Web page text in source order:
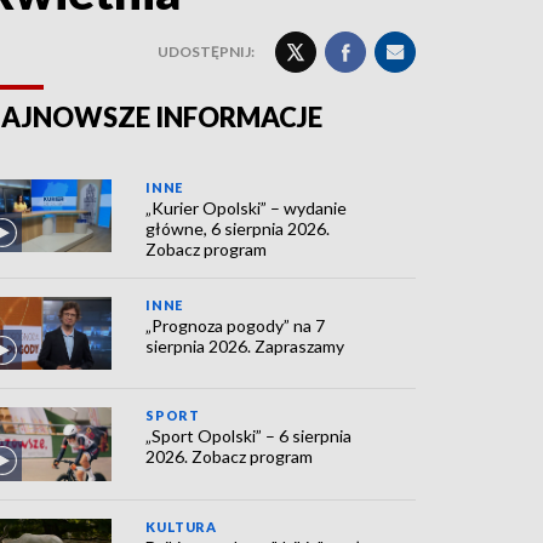
UDOSTĘPNIJ:
INFORMACJE
INNE
„Kurier Opolski” – wydanie
główne, 6 sierpnia 2026.
Zobacz program
INNE
„Prognoza pogody” na 7
sierpnia 2026. Zapraszamy
SPORT
„Sport Opolski” – 6 sierpnia
2026. Zobacz program
KULTURA